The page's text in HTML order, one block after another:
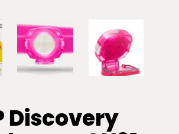
Discovery